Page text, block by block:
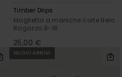
Timber Drips
Maglietta a maniche corte Nero
Ragazzo 8-16
25,00 €
NUOVI ARRIVI